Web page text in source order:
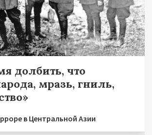
долбить, что
мразь, гниль,
в Центральной Азии